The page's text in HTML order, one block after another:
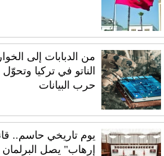
من الدبابات إلى
الناتو في تركيا
حرب البيانات
يوم تاريخي حاسم..
إرهاب" يصل البرلمان